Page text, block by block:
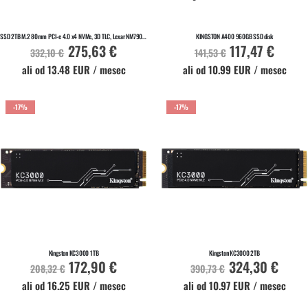
SSD 2TB M.2 80mm PCI-e 4.0 x4 NVMe, 3D TLC, Lexar NM790 (LNM790X002T-RNNNG)
332,10 € Akcijska
cena
275,63 €
ali od 13.48 EUR / mesec
KINGSTON A400 960GB SSD disk
141,53 € Akcijska
cena
117,47 €
ali od 10.99 EUR / mesec
-17%
Kingston KC3000 1TB
208,32 € Akcijska
cena
172,90 €
ali od 16.25 EUR / mesec
-17%
Kingston KC3000 2TB
390,73 € Akcijska
cena
324,30 €
ali od 10.97 EUR / mesec